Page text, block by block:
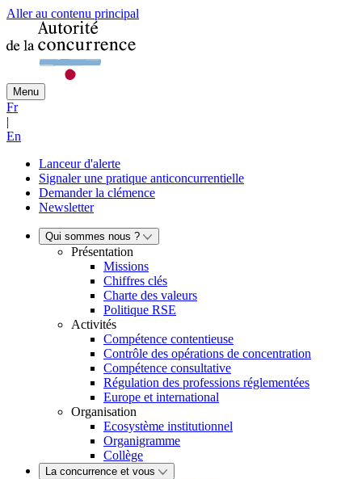
Aller au contenu principal
Menu
Fr
|
En
Lanceur d'alerte
Signaler une pratique anticoncurrentielle
Demander la clémence
Newsletter
Qui sommes nous ?
Présentation
Missions
Chiffres clés
Charte des valeurs
Politique RSE
Activités
Compétence contentieuse
Contrôle des opérations de concentration
Compétence consultative
Régulation des professions réglementées
Europe et international
Organisation
Ecosystème institutionnel
Organigramme
Collège
La concurrence et vous